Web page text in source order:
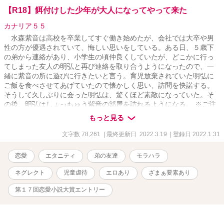
【R18】餌付けした少年が大人になってやって来た
カナリア５５
水森紫音は高校を卒業してすぐ働き始めたが、会社では大卒や男
性の方が優遇されていて、悔しい思いをしている。ある日、５歳下
の弟から連絡があり、小学生の頃仲良くしていたが、どこかに行っ
てしまった友人の明弘と再び連絡を取り合うようになったので、一
緒に紫音の所に遊びに行きたいと言う。育児放棄されていた明弘に
ご飯を食べさせてあげていたので懐かしく思い、訪問を快諾する。
そうして久しぶりに会った明弘は、驚くほど素敵になっていた。そ
の後、明弘はしょっちゅう紫音の部屋を訪れるようになる。 ※ご注
意下さい※ ネグレクト、いじめ、児童虐待、モラハラ、セクハラ
表現があります。また、そういうタグから『ずっしりとした深い内
容の話』を期待される方もいらっしゃるかもしれませんが、詳細に
すが、予告なしでのエロシーンがあります。スピンオフで「これは
『同期だから』で済まされる事ですか？」があります。よろしけれ
ばそちらもお願いします。誤字脱字修正しましたが、まだ間違いが
ありましたら申し訳ございません。 ※第17回恋愛小説大賞にエント
リーしました。
もっと見る
文字数 78,261 | 最終更新日 2022.3.19 | 登録日 2022.1.31
恋愛 エタニティ 弟の友達 モラハラ
ネグレクト 児童虐待 エロあり ざまぁ要素あり
第１７回恋愛小説大賞エントリー